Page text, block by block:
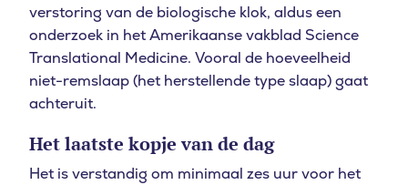
verstoring van de biologische klok, aldus een
onderzoek in het Amerikaanse vakblad Science
Translational Medicine. Vooral de hoeveelheid
niet-remslaap (het herstellende type slaap) gaat
achteruit.
Het laatste kopje van de dag
Het is verstandig om minimaal zes uur voor het